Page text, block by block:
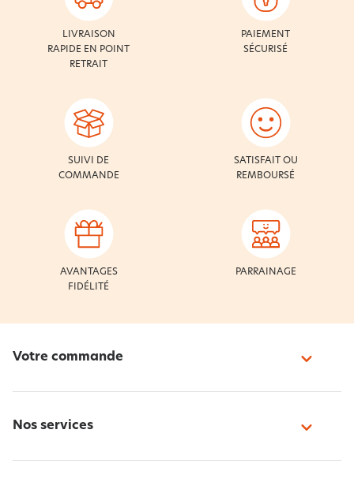
LIVRAISON
RAPIDE EN POINT
RETRAIT
PAIEMENT
SÉCURISÉ
SUIVI DE
COMMANDE
SATISFAIT OU
REMBOURSÉ
AVANTAGES
FIDÉLITÉ
PARRAINAGE
Votre commande
Nos services